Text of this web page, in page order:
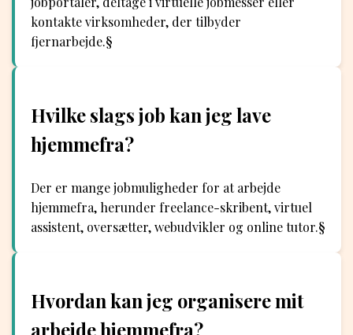
kontakte virksomheder, der tilbyder
fjernarbejde.§
Hvilke slags job kan jeg lave
hjemmefra?
Der er mange jobmuligheder for at arbejde
hjemmefra, herunder freelance-skribent, virtuel
assistent, oversætter, webudvikler og online tutor.§
Hvordan kan jeg organisere mit
arbejde hjemmefra?